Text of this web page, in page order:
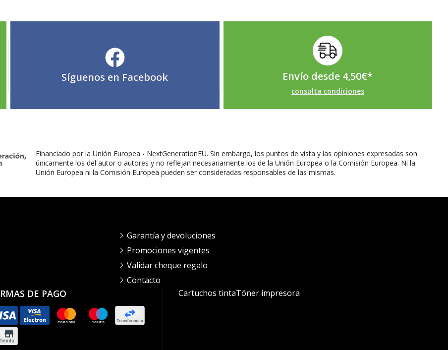
Síguenos en Facebook Envío desde 4,50€*
consulta condiciones
Financiado por la Unión Europea - NextGenerationEU. Sin embargo, los puntos de vista y las opiniones expresadas son
únicamente los del autor o autores y no reflejan necesariamente los de la Unión Europea o la Comisión Europea. Ni la
Unión Europea ni la Comisión Europea pueden ser consideradas responsables de las mismas.
DE PAGO
Garantía y devoluciones
Promociones vigentes
Validar cheque regalo
Contacto
Cartuchos tintaTóner impresora